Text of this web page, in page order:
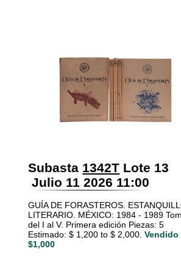
Subasta 1342T Lote 13
Julio 11 2026 11:00
GUÍA DE FORASTEROS.
LITERARIO. MÉXICO: 1984 - 1989
del I al V. Primera edición Piezas: 5
Estimado: $ 1,200 to $ 2,000. Vendido
$1,000